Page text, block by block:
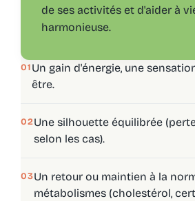
de ses activités et d'aider à
harmonieuse.
01Un gain d'énergie, une
être.
02Une silhouette équilibrée
selon les cas).
03Un retour ou maintien à la
métabolismes (cholestérol,